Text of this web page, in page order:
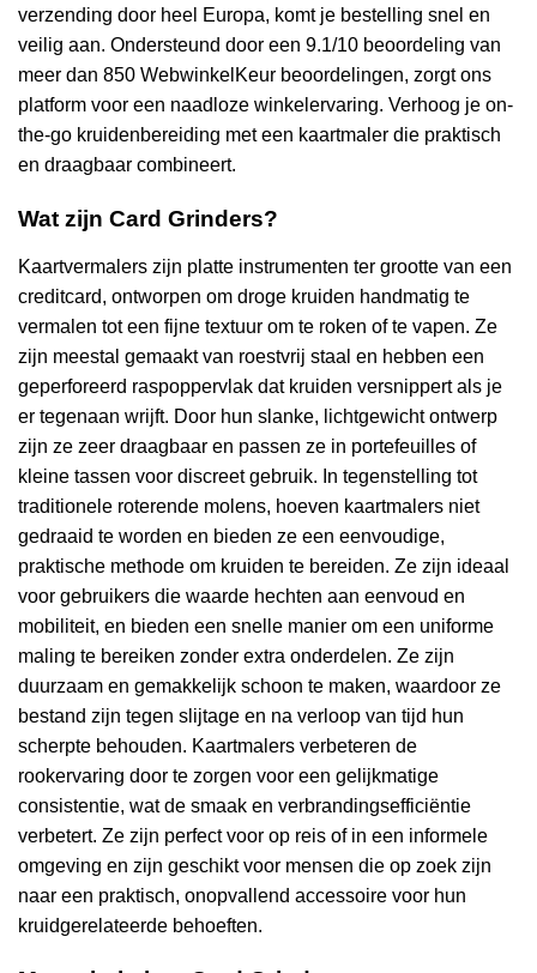
verzending door heel Europa, komt je bestelling snel en
veilig aan. Ondersteund door een 9.1/10 beoordeling van
meer dan 850 WebwinkelKeur beoordelingen, zorgt ons
platform voor een naadloze winkelervaring. Verhoog je on-
the-go kruidenbereiding met een kaartmaler die praktisch
en draagbaar combineert.
Wat zijn Card Grinders?
Kaartvermalers zijn platte instrumenten ter grootte van een
creditcard, ontworpen om droge kruiden handmatig te
vermalen tot een fijne textuur om te roken of te vapen. Ze
zijn meestal gemaakt van roestvrij staal en hebben een
geperforeerd raspoppervlak dat kruiden versnippert als je
er tegenaan wrijft. Door hun slanke, lichtgewicht ontwerp
zijn ze zeer draagbaar en passen ze in portefeuilles of
kleine tassen voor discreet gebruik. In tegenstelling tot
traditionele roterende molens, hoeven kaartmalers niet
gedraaid te worden en bieden ze een eenvoudige,
praktische methode om kruiden te bereiden. Ze zijn ideaal
voor gebruikers die waarde hechten aan eenvoud en
mobiliteit, en bieden een snelle manier om een uniforme
maling te bereiken zonder extra onderdelen. Ze zijn
duurzaam en gemakkelijk schoon te maken, waardoor ze
bestand zijn tegen slijtage en na verloop van tijd hun
scherpte behouden. Kaartmalers verbeteren de
rookervaring door te zorgen voor een gelijkmatige
consistentie, wat de smaak en verbrandingsefficiëntie
verbetert. Ze zijn perfect voor op reis of in een informele
omgeving en zijn geschikt voor mensen die op zoek zijn
naar een praktisch, onopvallend accessoire voor hun
kruidgerelateerde behoeften.